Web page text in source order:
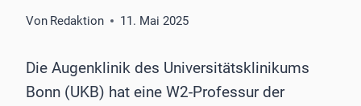
Von Redaktion 11. Mai 2025
Die Augenklinik des Universitätsklinikums
Bonn (UKB) hat eine W2-Professur der